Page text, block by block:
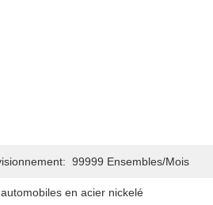
99999 Ensembles/mois
en acier nickelé